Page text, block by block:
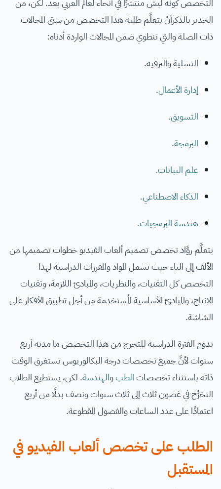
الجدير بالذكرأنْ يتعلَّم طلبة هذا التخصص من شتى المجالات
ذات الصلة والتي تنطوي ضمن المجالات الواردة أدناه:
التسلية والترفيه.
إدارة الأعمال.
التسويق.
البرمجة.
علم البيانات.
الذكاء الاصطناعي.
هندسة البرمجيات.
يتعلَّم روَّاد تخصص تصميم ألعاب الفيديو خطوات تصميمها من
الألف إلى الياء حيث تشمل المواد والمقررات الدراسية لهذا
التخصص كل التقنيات، والنظريات، والمبادئ اللازمة، وتقنيات
الإنتاج، والمبادئ الأساسية المُستخدمة من أجل تطبيق الأفكار على
الشاشة.
تدوم الفترة الدراسية للتخرج من هذا التخصص ما مدته أربع
سنوات لأنَّ جميع تخصصات درجة البكالوريوس تستغرق الوقت
ذاته باستثناء تخصصاتالطبوالهندسة. لكن، يستطيع الطلاب
التخرُّخ في غضون ثلاث إلى ثلاث سنوات ونصف بدلًا من أربع
اعتمادًا على عدد الساعات والفصول المقطوعة.
الطلب على تخصص ألعاب الفيديو في
المستقبل